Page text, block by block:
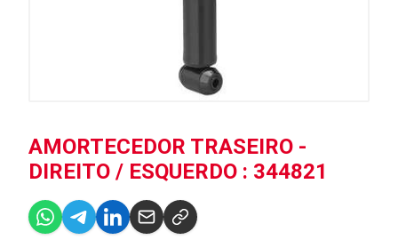
AMORTECEDOR TRASEIRO -
DIREITO / ESQUERDO : 344821